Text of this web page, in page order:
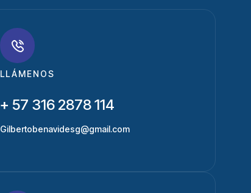
LLÁMENOS
+ 57 316 2878 114
Gilbertobenavidesg@gmail.com